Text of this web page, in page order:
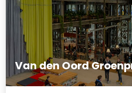
Van den Oord